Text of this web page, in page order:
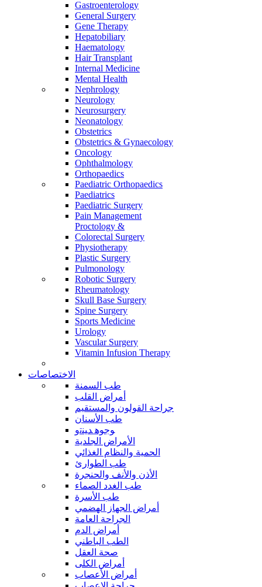
Gastroenterology
General Surgery
Gene Therapy
Hepatobiliary
Haematology
Hair Transplant
Internal Medicine
Mental Health
Nephrology
Neurology
Neurosurgery
Neonatology
Obstetrics
Obstetrics & Gynaecology
Oncology
Ophthalmology
Orthopaedics
Paediatric Orthopaedics
Paediatrics
Paediatric Surgery
Pain Management
Proctology &
Colorectal Surgery
Physiotherapy
Plastic Surgery
Pulmonology
Robotic Surgery
Rheumatology
Skull Base Surgery
Spine Surgery
Sports Medicine
Urology
Vascular Surgery
Vitamin Infusion Therapy
الاختصاصات
طب السمنة
أمراض القلب
جراحة القولون والمستقيم
طب الأسنان
ﻮﺟﻮﻫ ﺪﻴﻨﺗﻭ
الأمراض الجلدية
الحمية والنظام الغذائي
طب الطوارئ
الأذن والأنف والحنجرة
طب الغدد الصماء
طب الأسرة
أمراض الجهاز الهضمي
الجراحة العامة
أمراض الدم
الطب الباطني
صحة العقل
أمراض الكلى
أمراض الأعصاب